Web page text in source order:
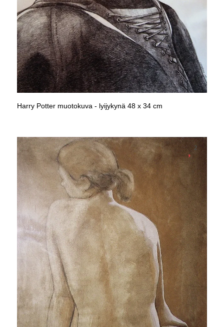
Harry Potter muotokuva - lyijykynä 48 x 34 cm
2